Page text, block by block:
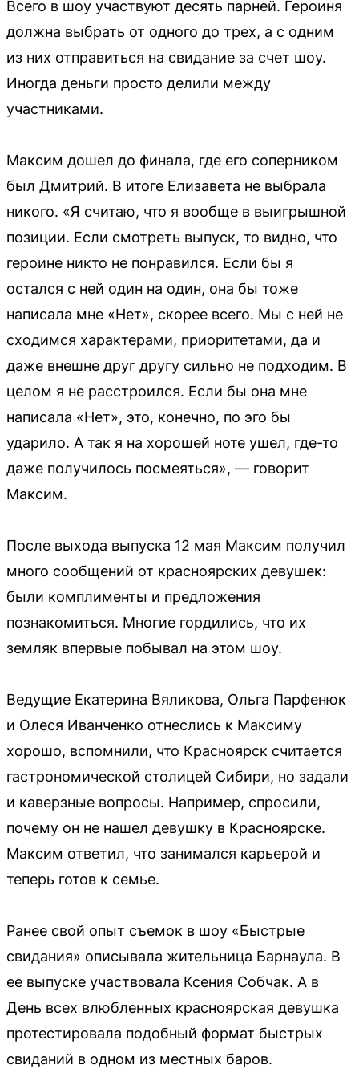
Всего в шоу участвуют десять парней. Героиня
должна выбрать от одного до трех, а с одним
из них отправиться на свидание за счет шоу.
Иногда деньги просто делили между
участниками.
Максим дошел до финала, где его соперником
был Дмитрий. В итоге Елизавета не выбрала
никого. «Я считаю, что я вообще в выигрышной
позиции. Если смотреть выпуск, то видно, что
героине никто не понравился. Если бы я
остался с ней один на один, она бы тоже
написала мне «Нет», скорее всего. Мы с ней не
сходимся характерами, приоритетами, да и
даже внешне друг другу сильно не подходим. В
целом я не расстроился. Если бы она мне
написала «Нет», это, конечно, по эго бы
ударило. А так я на хорошей ноте ушел, где-то
даже получилось посмеяться», — говорит
Максим.
После выхода выпуска 12 мая Максим получил
много сообщений от красноярских девушек:
были комплименты и предложения
познакомиться. Многие гордились, что их
земляк впервые побывал на этом шоу.
Ведущие Екатерина Вяликова, Ольга Парфенюк
и Олеся Иванченко отнеслись к Максиму
хорошо, вспомнили, что Красноярск считается
гастрономической столицей Сибири, но задали
и каверзные вопросы. Например, спросили,
почему он не нашел девушку в Красноярске.
Максим ответил, что занимался карьерой и
теперь готов к семье.
Ранее свой опыт съемок в шоу «Быстрые
свидания» описывала жительница Барнаула. В
ее выпуске участвовала Ксения Собчак. А в
День всех влюбленных красноярская девушка
протестировала подобный формат быстрых
свиданий в одном из местных баров.